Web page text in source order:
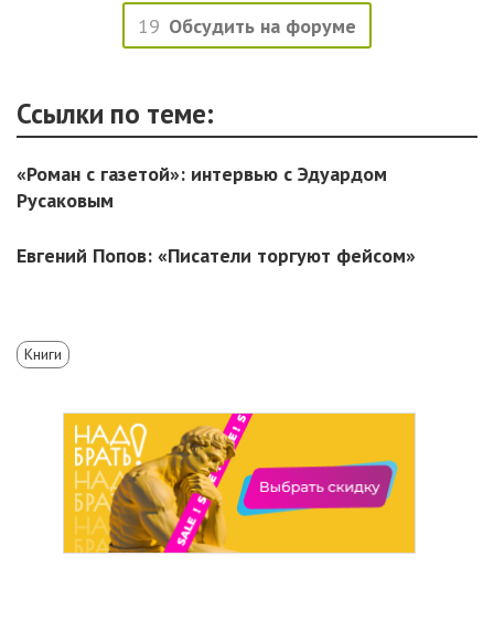
19 Обсудить на форуме
Ссылки по теме:
«Роман с газетой»: интервью с Эдуардом
Русаковым
Евгений Попов: «Писатели торгуют фейсом»
Книги